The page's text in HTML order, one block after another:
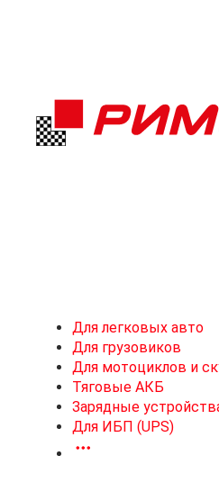
Для легковых авто
Для грузовиков
Для мотоциклов и
Тяговые АКБ
Зарядные
Для ИБП (UPS)